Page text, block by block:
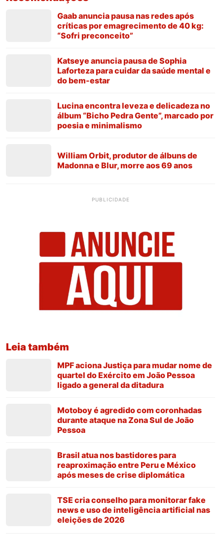
Gaab anuncia pausa nas redes após
críticas por emagrecimento de 40 kg:
“Sofri preconceito”
Katseye anuncia pausa de Sophia
Laforteza para cuidar da saúde mental e
do bem-estar
Lucina encontra leveza e delicadeza no
álbum “Bicho Pedra Gente”, marcado por
poesia e minimalismo
William Orbit, produtor de álbuns de
Madonna e Blur, morre aos 69 anos
PUBLICIDADE
Leia também
MPF aciona Justiça para mudar nome de
quartel do Exército em João Pessoa
ligado a general da ditadura
Motoboy é agredido com coronhadas
durante ataque na Zona Sul de João
Pessoa
Brasil atua nos bastidores para
reaproximação entre Peru e México
após meses de crise diplomática
TSE cria conselho para monitorar fake
news e uso de inteligência artificial nas
eleições de 2026